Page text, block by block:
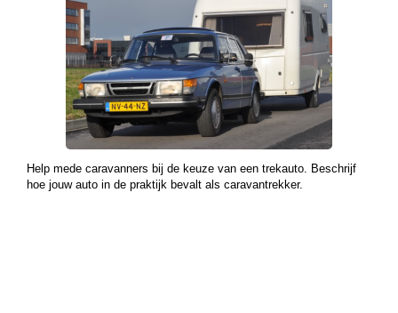
Help mede caravanners bij de keuze van een trekauto. Beschrijf
hoe jouw auto in de praktijk bevalt als caravantrekker.